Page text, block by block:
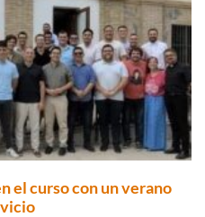
el curso con un verano